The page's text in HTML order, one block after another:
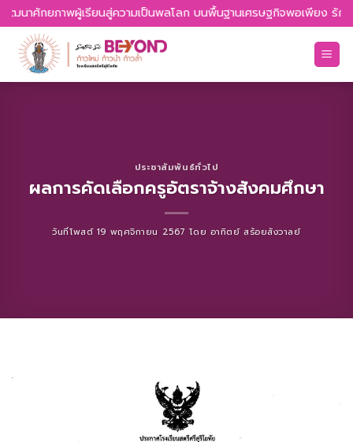
Skip
to
content
นาศักยภาพผู้เรียนสู่ความเป็นพลโลก บนพื้นฐานเศรษฐกิจพอเพียง รักค
ประชาสัมพันธ์ทั่วไป
ผลการคัดเลือกครูอัตราจ้างสังคมศึกษา
วันที่โพสต์ 19 พฤศจิกายน 2567 โดย อาทิตย์ สร้อยสังวาลย์